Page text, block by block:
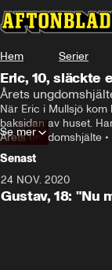
Hem Serier
Eric, 10, släckte
Årets
När Eric i Mullsjö
baksidan av huset.
huset.
Årets ungdomshjälte •
Se mer
Senast
24 NOV. 2020
Gustav, 18: "Nu